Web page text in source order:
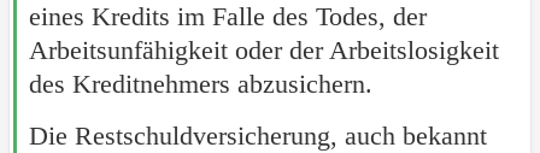
eines Kredits im Falle des Todes, der
Arbeitsunfähigkeit oder der Arbeitslosigkeit
des Kreditnehmers abzusichern.
Die Restschuldversicherung, auch bekannt